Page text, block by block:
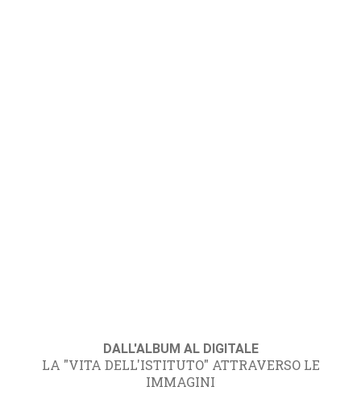
DALL'ALBUM AL DIGITALE
LA "VITA DELL'ISTITUTO" ATTRAVERSO LE
IMMAGINI